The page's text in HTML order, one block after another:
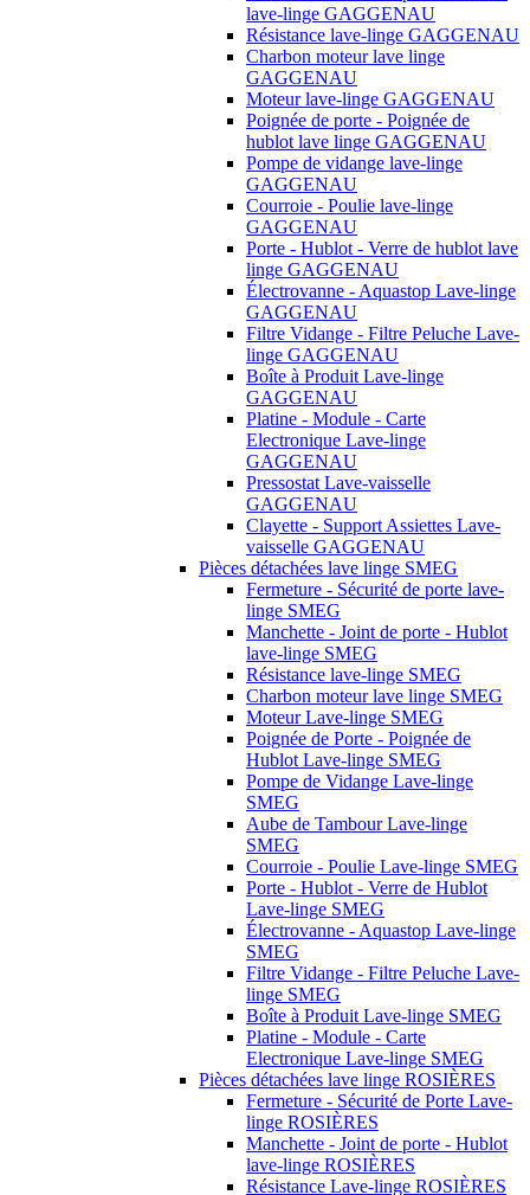
lave-linge GAGGENAU
Résistance lave-linge GAGGENAU
Charbon moteur lave linge
GAGGENAU
Moteur lave-linge GAGGENAU
Poignée de porte - Poignée de
hublot lave linge GAGGENAU
Pompe de vidange lave-linge
GAGGENAU
Courroie - Poulie lave-linge
GAGGENAU
Porte - Hublot - Verre de hublot lave
linge GAGGENAU
Électrovanne - Aquastop Lave-linge
GAGGENAU
Filtre Vidange - Filtre Peluche Lave-
linge GAGGENAU
Boîte à Produit Lave-linge
GAGGENAU
Platine - Module - Carte
Electronique Lave-linge
GAGGENAU
Pressostat Lave-vaisselle
GAGGENAU
Clayette - Support Assiettes Lave-
vaisselle GAGGENAU
Pièces détachées lave linge SMEG
Fermeture - Sécurité de porte lave-
linge SMEG
Manchette - Joint de porte - Hublot
lave-linge SMEG
Résistance lave-linge SMEG
Charbon moteur lave linge SMEG
Moteur Lave-linge SMEG
Poignée de Porte - Poignée de
Hublot Lave-linge SMEG
Pompe de Vidange Lave-linge
SMEG
Aube de Tambour Lave-linge
SMEG
Courroie - Poulie Lave-linge SMEG
Porte - Hublot - Verre de Hublot
Lave-linge SMEG
Électrovanne - Aquastop Lave-linge
SMEG
Filtre Vidange - Filtre Peluche Lave-
linge SMEG
Boîte à Produit Lave-linge SMEG
Platine - Module - Carte
Electronique Lave-linge SMEG
Pièces détachées lave linge ROSIÈRES
Fermeture - Sécurité de Porte Lave-
linge ROSIÈRES
Manchette - Joint de porte - Hublot
lave-linge ROSIÈRES
Résistance Lave-linge ROSIÈRES